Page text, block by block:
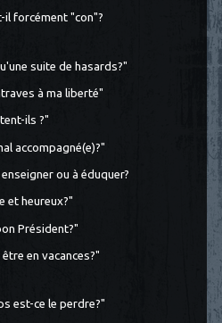
il forcément "con"?
suite de hasards?"
à ma liberté"
ils ?"
accompagné(e)?"
ou à éduquer?
et heureux?"
Président?"
en vacances?"
est-ce le perdre?"